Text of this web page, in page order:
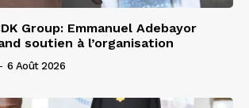
Group: Emmanuel Adebayor
soutien à l’organisation
- 6 Août 2026